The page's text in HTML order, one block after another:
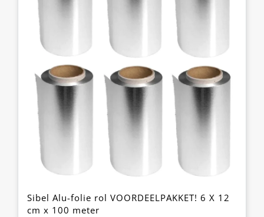
Sibel Alu-folie rol VOORDEELPAKKET! 6 X 12
cm x 100 meter